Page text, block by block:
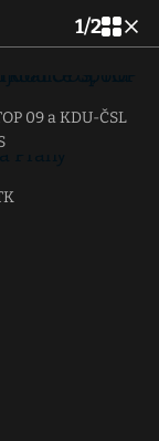
1/2
09 a KDU-ČSL